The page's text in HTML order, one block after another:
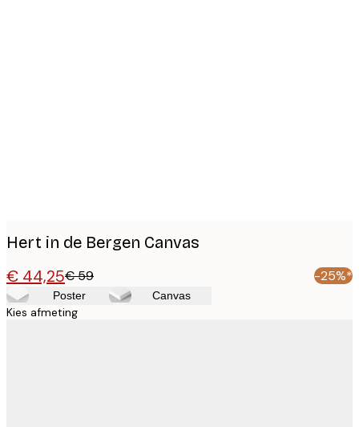
Hert in de Bergen Canvas
€ 44,25€ 59 -25%*
Poster Canvas
Kies afmeting